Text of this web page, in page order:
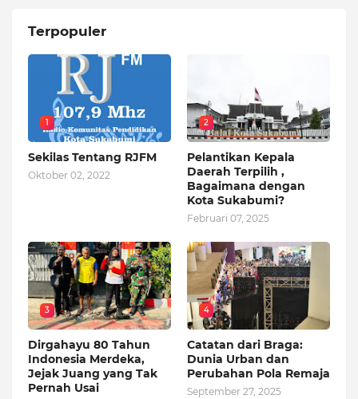
Terpopuler
1
Sekilas Tentang RJFM
Oktober 02, 2022
2
Pelantikan Kepala
Daerah Terpilih ,
Bagaimana dengan
Kota Sukabumi?
Februari 07, 2025
3
Dirgahayu 80 Tahun
Indonesia Merdeka,
Jejak Juang yang Tak
Pernah Usai
4
Catatan dari Braga:
Dunia Urban dan
Perubahan Pola Remaja
September 27, 2025